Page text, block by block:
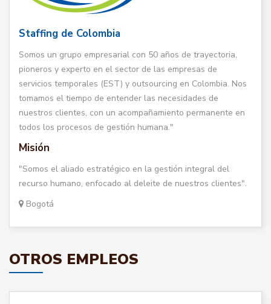
Staffing de Colombia
Somos un grupo empresarial con 50 años de trayectoria,
pioneros y experto en el sector de las empresas de
servicios temporales (EST) y outsourcing en Colombia. Nos
tomamos el tiempo de entender las necesidades de
nuestros clientes, con un acompañamiento permanente en
todos los procesos de gestión humana."
Misión
"Somos el aliado estratégico en la gestión integral del
recurso humano, enfocado al deleite de nuestros clientes".
Bogotá
OTROS EMPLEOS